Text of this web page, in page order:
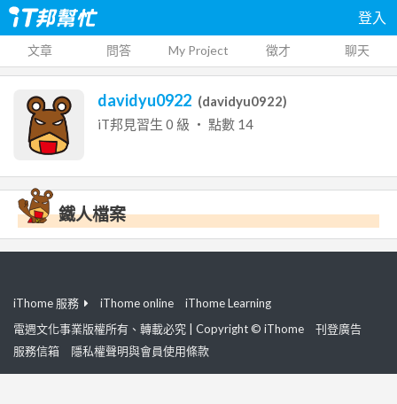
登入
文章 問答 My Project 徵才 聊天
davidyu0922 (davidyu0922)
iT邦見習生 0 級 ‧ 點數 14
鐵人檔案
iThome 服務 iThome online
iThome Learning
電週文化事業版權所有、轉載必究 | Copyright © iThome
刊登廣告
服務信箱
隱私權聲明與會員使用條款